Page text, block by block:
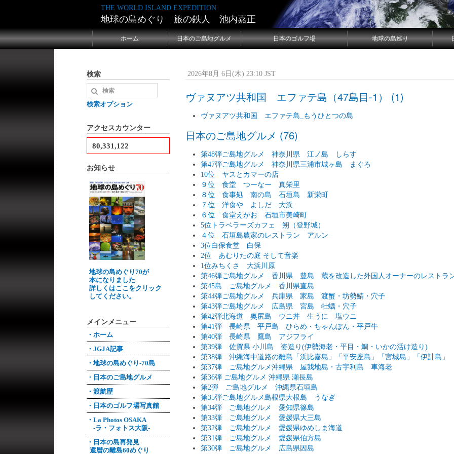
THE WORLD ISLAND EXPEDITION
地球の島めぐり 旅の鉄人 池内嘉正
ホーム 日本のご島地グルメ 日本のゴルフ場 地球の島巡り
2026年8月 6日(木) 23:10 JST
ヴァヌアツ共和国 エファテ島（47島目-1） (1)
ヴァヌアツ共和国 エファテ島_もうひとつの島
日本のご島地グルメ (76)
第48弾ご島地グルメ 神奈川県 江ノ島 しらす
第47弾ご島地グルメ 神奈川県三浦市城ヶ島 まぐろ
10位 ヤスとカマーの店
９位 食堂 つーなー 真栄里
８位 食事処 南の島 石垣島 新栄町
７位 洋食や よしだ 大浜
６位 食堂えがお 石垣市美崎町
5位トラベラーズカフェ 朔（登野城）
４位 石垣島農家のレストラン アルン
3位白保食堂 白保
2位 あむりたの庭 そして音楽
1位みちくさ 大浜川原
第46弾ご島地グルメ 香川県 豊島 蔵を改造した外国人オーナーのレストラ
第45島 ご島地グルメ 香川県直島
第44弾ご島地グルメ 兵庫県 家島 渡蟹・坊勢鯖・穴子
第43弾ご島地グルメ 広島県 宮島 牡蠣・穴子
第42弾北海道 奥尻島 ウニ丼 生うに 塩ウニ
第41弾 長崎県 平戸島 ひらめ・ちゃんぽん・平戸牛
第40弾 長崎県 鷹島 アジフライ
第39弾 佐賀県 小川島 姿造り(伊勢海老・平目・鯛・いかの活け造り)
第38弾 沖縄海中道路の離島「浜比嘉島」「平安座島」「宮城島」「伊計島」
第37弾 ご島地グルメ沖縄県 屋我地島・古宇利島 車海老
第36弾 ご島地グルメ 沖縄県 瀬長島
第2弾 ご島地グルメ 沖縄県石垣島
第35弾ご島地グルメ島根県大根島 うなぎ
第34弾 ご島地グルメ 愛知県篠島
第33弾 ご島地グルメ 愛媛県大三島
第32弾 ご島地グルメ 愛媛県ゆめしま海道
第31弾 ご島地グルメ 愛媛県伯方島
第30弾 ご島地グルメ 広島県因島
検索
検索オプション
アクセスカウンター
80,331,122
お知らせ
地球の島めぐり70が
本になりました
詳しくはここをクリック
してください。
メインメニュー
・ホーム
・JGJA記事
・地球の島めぐり-70島
・日本のご島地グルメ
・渡航歴
・日本のゴルフ場写真館
・La Photos OSAKA
-ラ・フォトス大阪-
・日本の島再発見
還暦の離島60めぐり